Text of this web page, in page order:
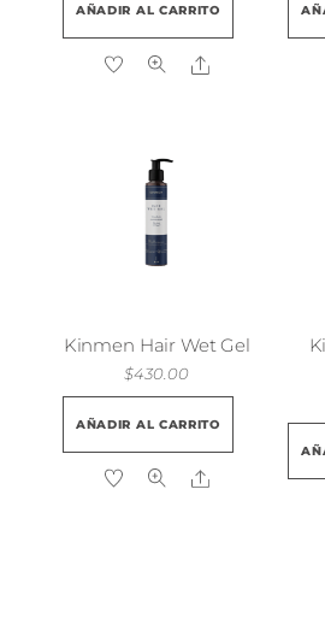
AÑADIR AL CARRITO
Share
Kinmen Hair Wet Gel
$430.00
AÑADIR AL CARRITO
Share